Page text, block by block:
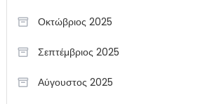
Οκτώβριος 2025
Σεπτέμβριος 2025
Αύγουστος 2025